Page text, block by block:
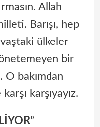
Allah
Barışı, hep
ülkeler
bir
bakımdan
karşıyayız.
”